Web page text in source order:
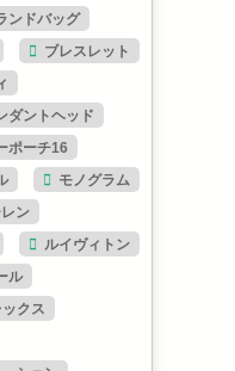
ンドバッグ
ブレスレット
ダントヘッド
ポーチ16
モノグラム
ン
ルイヴィトン
ル
ックス